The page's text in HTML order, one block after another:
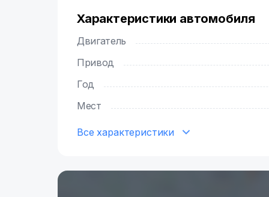
Характеристики автомобиля
Двигатель
Привод
Год
Мест
Все характеристики